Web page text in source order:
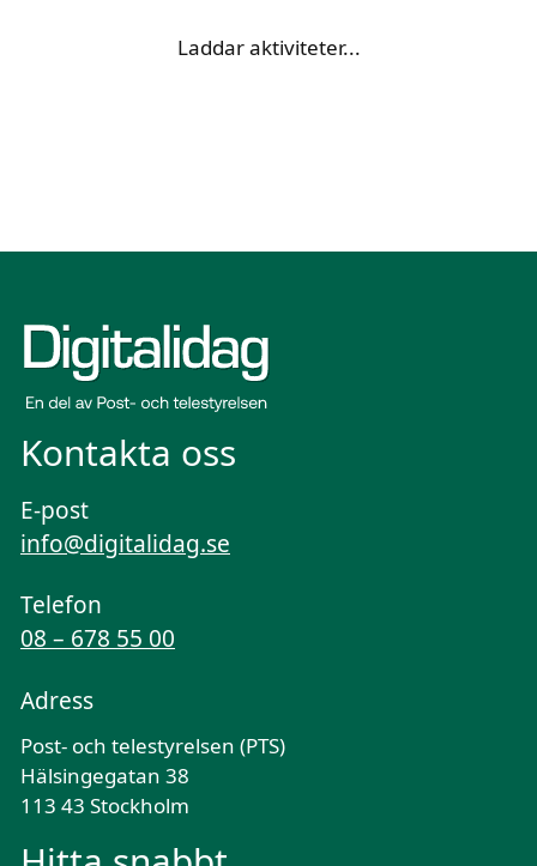
Laddar aktiviteter...
Kontakta oss
E-post
info@digitalidag.se
Telefon
08 – 678 55 00
Adress
Post- och telestyrelsen (PTS)
Hälsingegatan 38
113 43 Stockholm